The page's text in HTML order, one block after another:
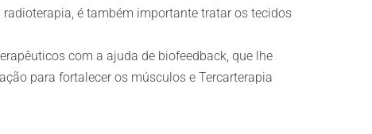
é também importante tratar os tecidos
com a ajuda de biofeedback, que lhe
para fortalecer os músculos e Tercarterapia